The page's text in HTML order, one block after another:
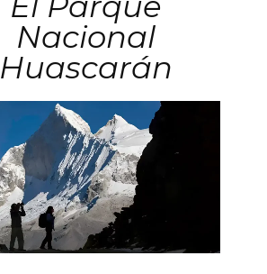
Nacional
Huascarán